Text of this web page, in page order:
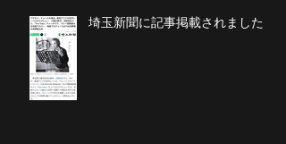
埼玉新聞に記事掲載されました